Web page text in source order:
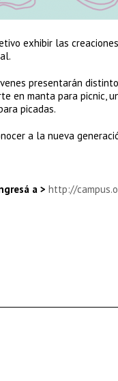
exhibir las
presentarán
en manta para picnic,
picadas.
a la nueva
a > http://